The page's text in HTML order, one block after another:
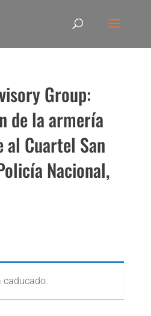
Group:
de la armería
Cuartel San
Nacional,
caducado.